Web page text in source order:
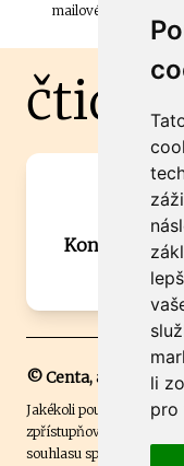
li
pro
mailové schránky.
Máte
Kontaktujte
© Centa, a.s.
Jakékoli použití obsahu
zpřístupňování textových
souhlasu společnosti